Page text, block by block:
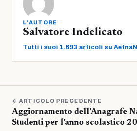
L'AUTORE
Salvatore Indelicato
Tutti i suoi 1.693 articoli su
← ARTICOLO PRECEDENTE
Aggiornamento dell’Anagrafe
Studenti per l’anno scolastico